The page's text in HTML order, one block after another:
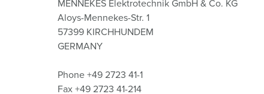
Contactdooscombinaties
X-CONTACT®
Tunnels en stations
Industriële toepassingen
Werven en havens
SCHUKO®
Veiligheidsspanning
Locaties
MENNEKES Elektrotechnik GmbH & Co. KG
Aloys-Mennekes-Str. 1
57399 KIRCHHUNDEM
GERMANY
Phone +49 2723 41-1
Fax +49 2723 41-214